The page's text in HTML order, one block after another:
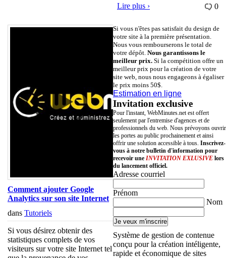
0
Lire plus ›
Comment ajouter Google
Analytics sur son site Internet
dans Tutoriels
Si vous désirez obtenir des
statistiques complets de vos
visiteurs sur votre site Internet tel
Si vous n'êtes pas satisfait du design de
votre site à la première présentation.
Nous vous rembourserons le total de
votre dépôt. Nous garantissons le
meilleur prix. Si la compétition offre un
meilleur prix pour la création de votre
site web, nous nous engageons à égaliser
le prix moins 50$.
Estimation en ligne
Invitation exclusive
Pour l'instant, WebMinutes.net est offert
seulement par l'entremise d'agences et de
professionnels du web. Nous prévoyons ouvrir
les portes au public prochainement et ainsi
offrir une solution accessible à tous. Inscrivez-
vous à notre bulletin d'information pour
recevoir une INVITATION EXLUSIVE lors
du lancement officiel.
Adresse courriel
Prénom
Nom
Système de gestion de contenue
conçu pour la création intéligente,
rapide et économique de sites